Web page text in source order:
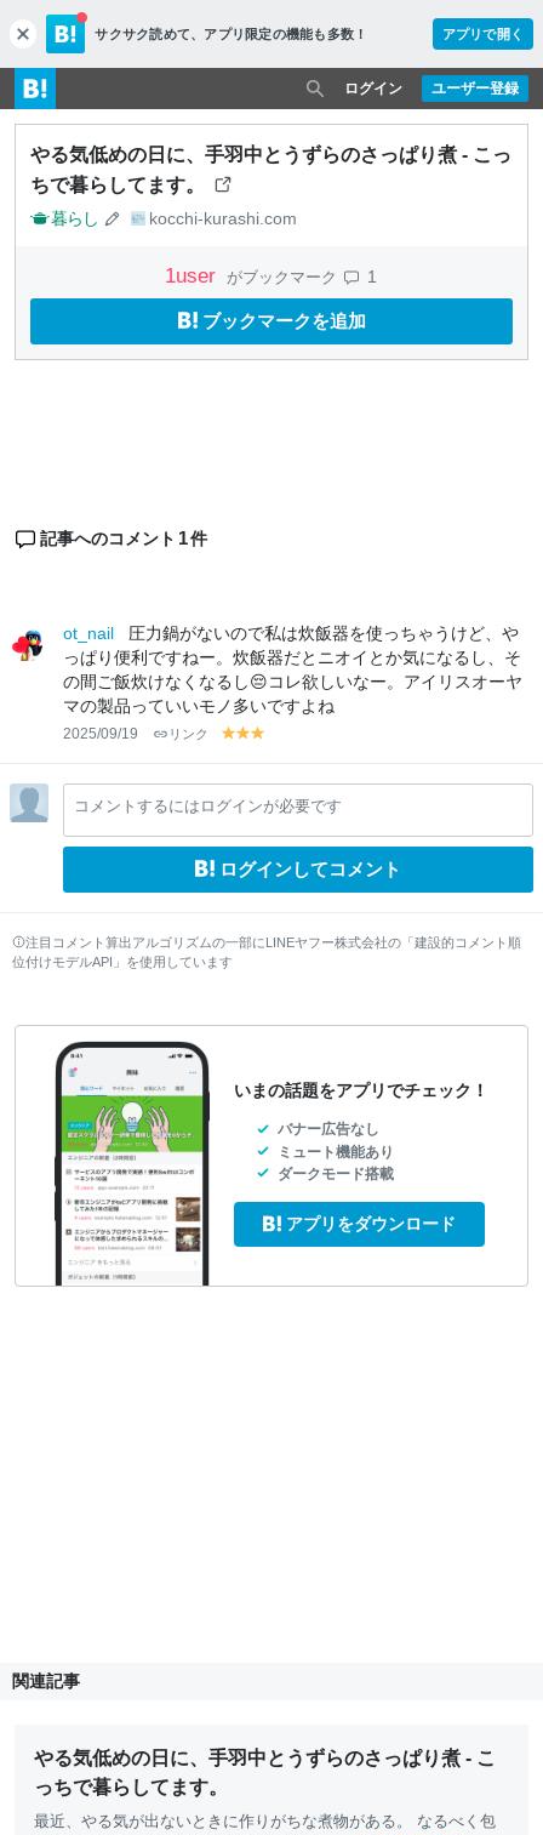
c
l
o
s
e
サクサク読めて、 アプリ限定の機能も多数！ アプリで開く
ユーザー登録
ログイン
やる気低めの日に、手羽中とうずらのさっぱり煮 - こっ
ちで暮らしてます。
暮らし kocchi-kurashi.com
1user がブックマーク 1
ブックマークを追加
記事へのコメント 1件
ot_nail
圧力鍋がないので私は炊飯器を使っちゃうけど、や
っぱり便利ですねー。炊飯器だとニオイとか気になるし、そ
の間ご飯炊けなくなるし😔コレ欲しいなー。アイリスオーヤ
マの製品っていいモノ多いですよね
2025/09/19 リンク
y
lo
w
y
lo
w
lo
w
コメントするにはログインが必要です
ログインしてコメント
注目コメント算出アルゴリズムの一部にLINEヤフー株式会社の「建設的コメント順
位付けモデルAPI」を使用しています
いまの話題をアプリでチェック！
バナー広告なし
ミュート機能あり
ダークモード搭載
アプリをダウンロード
関連記事
やる気低めの日に、手羽中とうずらのさっぱり煮 - こ
っちで暮らしてます。
最近、やる気が出ないときに作りがちな煮物がある。 なるべく包